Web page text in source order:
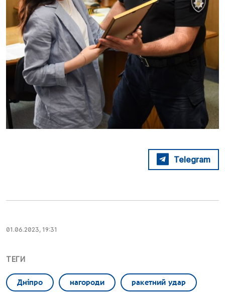
Telegram
01.06.2023, 19:31
ТЕГИ
Дніпро нагороди ракетний удар